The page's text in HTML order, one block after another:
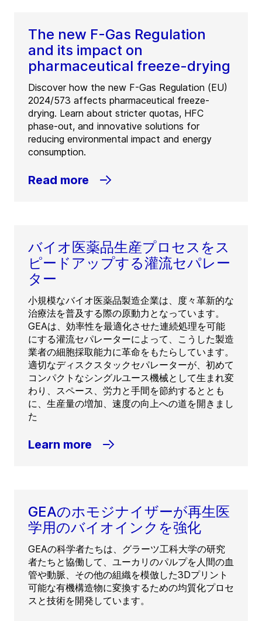
The new F-Gas Regulation
and its impact on
pharmaceutical freeze-drying
Discover how the new F-Gas Regulation (EU)
2024/573 affects pharmaceutical freeze-
drying. Learn about stricter quotas, HFC
phase-out, and innovative solutions for
reducing environmental impact and energy
consumption.
Read more
バイオ医薬品生産プロセスをス
ピードアップする灌流セパレー
ター
小規模なバイオ医薬品製造企業は、度々革新的な
治療法を普及する際の原動力となっています。
GEAは、効率性を最適化させた連続処理を可能
にする灌流セパレーターによって、こうした製造
業者の細胞採取能力に革命をもたらしています。
適切なディスクスタックセパレーターが、初めて
コンパクトなシングルユース機械として生まれ変
わり、スペース、労力と手間を節約するととも
に、生産量の増加、速度の向上への道を開きまし
た
Learn more
GEAのホモジナイザーが再生医
学用のバイオインクを強化
GEAの科学者たちは、グラーツ工科大学の研究
者たちと協働して、ユーカリのパルプを人間の血
管や動脈、その他の組織を模倣した3Dプリント
可能な有機構造物に変換するための均質化プロセ
スと技術を開発しています。